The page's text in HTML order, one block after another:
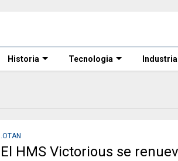
Historia Tecnologia Industria
.OTAN
El HMS Victorious se